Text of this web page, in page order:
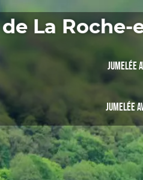
La Roche-
Jumelée
Jumelée